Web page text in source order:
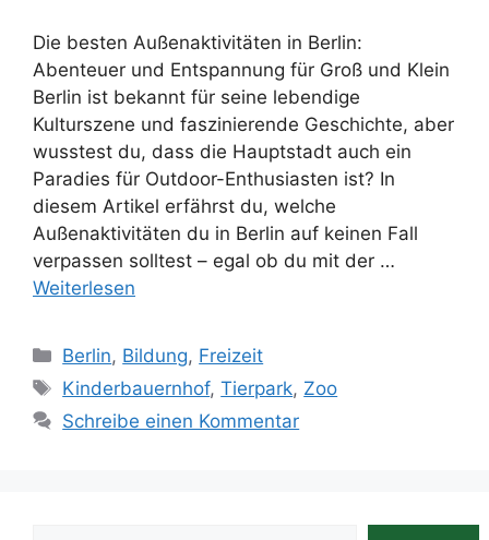
Die besten Außenaktivitäten in Berlin:
Abenteuer und Entspannung für Groß und Klein
Berlin ist bekannt für seine lebendige
Kulturszene und faszinierende Geschichte, aber
wusstest du, dass die Hauptstadt auch ein
Paradies für Outdoor-Enthusiasten ist? In
diesem Artikel erfährst du, welche
Außenaktivitäten du in Berlin auf keinen Fall
verpassen solltest – egal ob du mit der …
Weiterlesen
Kategorien
Berlin, Bildung, Freizeit
Schlagwörter
Kinderbauernhof,Tierpark, Zoo
Schreibe einen Kommentar